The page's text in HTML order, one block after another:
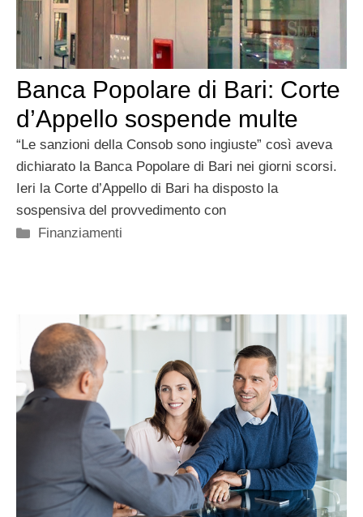
Banca Popolare di Bari: Corte
d’Appello sospende multe
“Le sanzioni della Consob sono ingiuste” così aveva
dichiarato la Banca Popolare di Bari nei giorni scorsi.
Ieri la Corte d’Appello di Bari ha disposto la
sospensiva del provvedimento con
Categorie
Finanziamenti